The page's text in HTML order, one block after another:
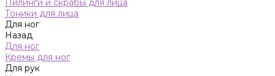
Пилинги и скрабы для лица
Тоники для лица
Для ног
Назад
Для ног
Кремы для ног
Для рук